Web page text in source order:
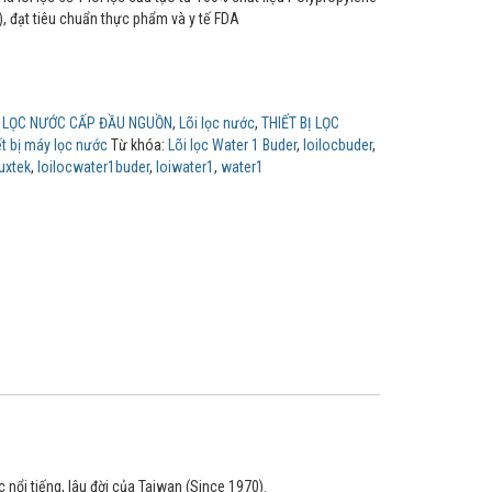
đạt tiêu chuẩn thực phẩm và y tế FDA
LỌC NƯỚC CẤP ĐẦU NGUỒN, Lõi lọc nước,THIẾT BỊ LỌC
bị máy lọc nước Từ khóa: Lõi lọc Water 1 Buder, loilocbuder,
, loilocwater1buder, loiwater1,water1
tiếng, lâu đời của Taiwan (Since 1970).